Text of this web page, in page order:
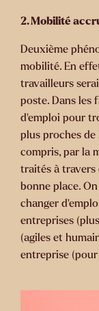
2. Mobilité
Deuxième
mobilité. En
travailleurs
poste. Dans les
d’emploi pour
plus proches de
compris, par la
traités à travers
bonne place.
changer
entreprises
(agiles et
entreprise